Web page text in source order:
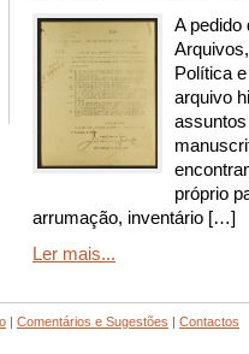
A pedido
Política
arquivo
próprio
arrumação, inventário […]
Ler mais...
| Comentários e Sugestões | Contactos